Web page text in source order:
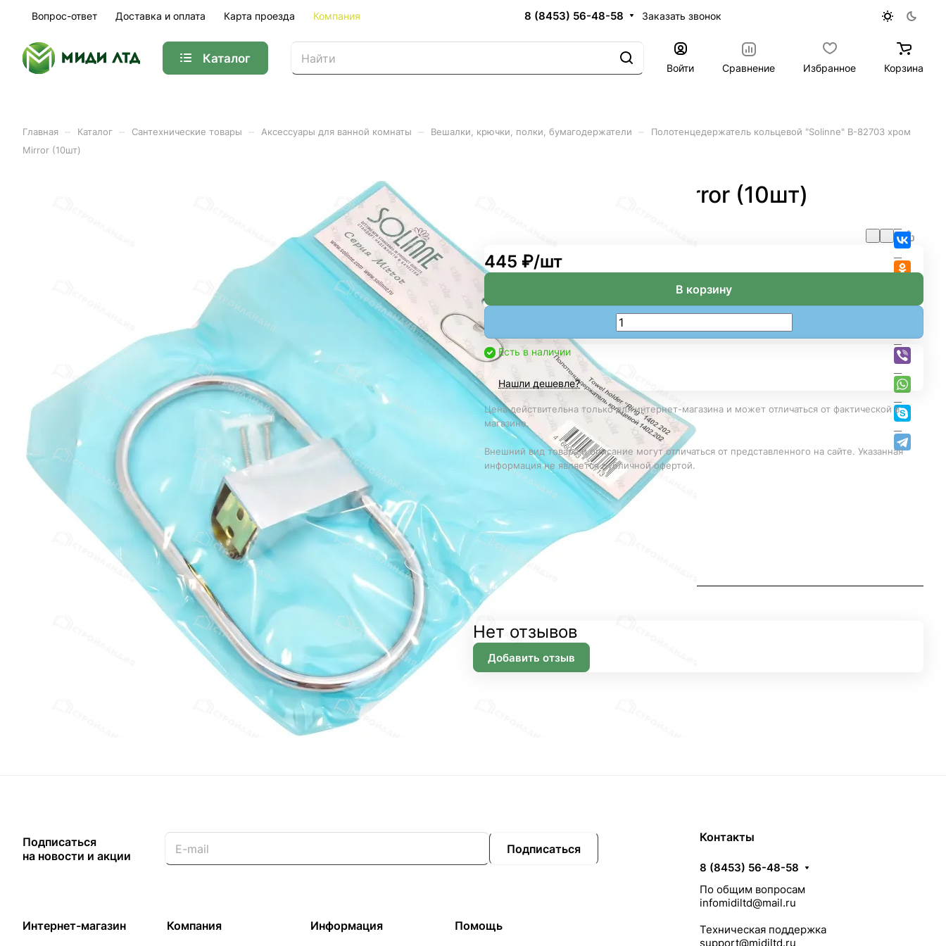
Вопрос-ответ Доставка и оплата Карта проезда Компания 8 (8453) 56-48-58 Заказать звонок
Каталог
Войти Сравнение Избранное Корзина
Главная Каталог Сантехнические товары Аксессуары для ванной комнаты Вешалки, крючки, полки, бумагодержатели
Полотенцедержатель кольцевой "Solinne" B-82703 хром
Mirror (10шт)
Полотенцедержатель кольцевой "Solinne" B-82703 хром Mirror (10шт)
445 ₽/шт
В корзину
Есть в наличии
Нашли дешевле?
Цена действительна только для интернет-магазина и может отличаться от фактической в
магазине.
Внешний вид товара и описание могут отличаться от представленного на сайте. Указанная
информация не является публичной офертой.
Оплата Доставка
Нет отзывов
Добавить отзыв
Подписаться
на новости и акции
Подписаться
Интернет-магазин Компания Информация Помощь
Контакты
8 (8453) 56-48-58
По общим вопросам
infomidiltd@mail.ru
Техническая поддержка
support@midiltd.ru